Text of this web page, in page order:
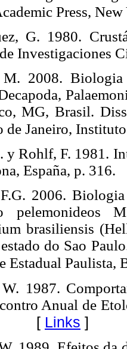
Press,
G. 1980.
Investigaciones
M. 2008.
MG, Brasil.
de Janeiro,
y Rohlf, F. 1981.
España, p. 316.
2006.
pelemonideos
brasiliensis
do Sao
Estadual Paulista,
1987.
Anual de
[ Links ]